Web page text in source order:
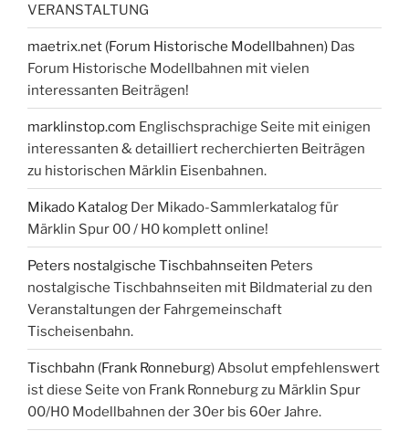
VERANSTALTUNG
maetrix.net (Forum Historische Modellbahnen) Das
Forum Historische Modellbahnen mit vielen
interessanten Beiträgen!
marklinstop.com Englischsprachige Seite mit einigen
interessanten & detailliert recherchierten Beiträgen
zu historischen Märklin Eisenbahnen.
Mikado Katalog Der Mikado-Sammlerkatalog für
Märklin Spur 00 / H0 komplett online!
Peters nostalgische Tischbahnseiten Peters
nostalgische Tischbahnseiten mit Bildmaterial zu den
Veranstaltungen der Fahrgemeinschaft
Tischeisenbahn.
Tischbahn (Frank Ronneburg)Absolut empfehlenswert
ist diese Seite von Frank Ronneburg zu Märklin Spur
00/H0 Modellbahnen der 30er bis 60er Jahre.